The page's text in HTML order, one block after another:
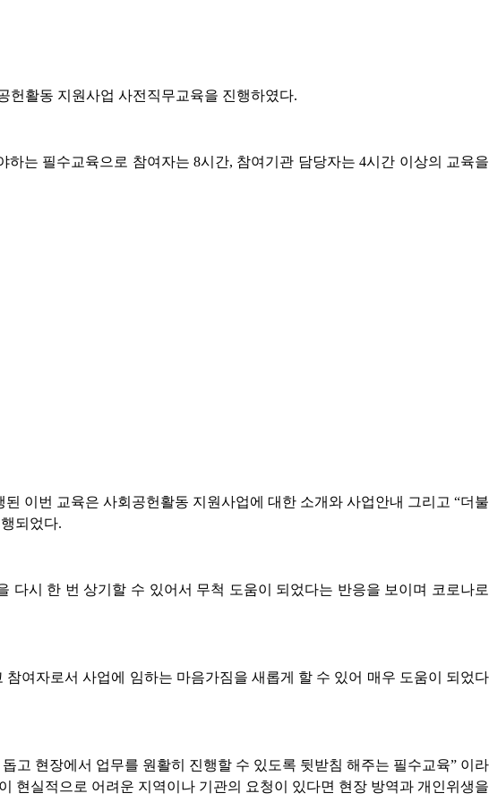
헌활동 지원사업 사전직무교육을 진행하였다.
하는 필수교육으로 참여자는8시간, 참여기관 담당자는4시간 이상의 교육을
이번 교육은 사회공헌활동 지원사업에 대한 소개와 사업안내 그리고 “더불
되었다.
시 한 번 상기할 수 있어서 무척 도움이 되었다는 반응을 보이며 코로나로
여자로서 사업에 임하는 마음가짐을 새롭게 할 수 있어 매우 도움이 되었다
고 현장에서 업무를 원활히 진행할 수 있도록 뒷받침 해주는 필수교육” 이라
현실적으로 어려운 지역이나 기관의 요청이 있다면 현장 방역과 개인위생을